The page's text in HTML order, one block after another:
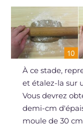
À ce stade,
et étalez-la sur
Vous devrez
demi-cm
moule de 30